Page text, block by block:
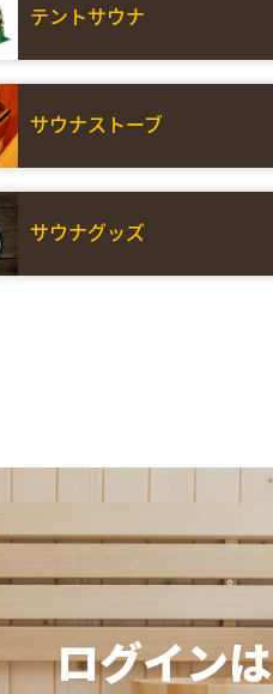
テントサウナ
サウナストーブ
サウナグッズ
ログインは